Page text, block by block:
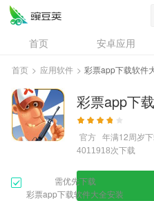
首页 安卓应用
资讯
专题
问答
首页 > 应用软件 > 彩票app下载软件
彩票app下
官方 年满12周岁
4011918次下载
需优先下载
彩票app下载软件大全安装